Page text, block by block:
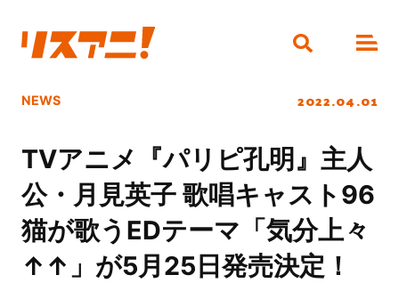
NEWS 2022.04.01
TVアニメ『パリピ孔明』主人
公・月見英子 歌唱キャスト96
猫が歌うEDテーマ「気分上々
↑↑」が5月25日発売決定！